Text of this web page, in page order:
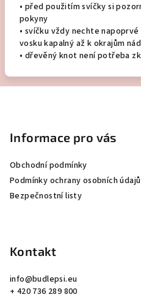
• před použitím svíčky si
pokyny
• svíčku vždy nechte
vosku kapalný až k okrajům
• dřevěný knot není potřeba
Informace pro vás
Obchodní podmínky
Podmínky ochrany osobních údajů
Bezpečnostní listy
Kontakt
info@budlepsi.eu
+ 420 736 289 800